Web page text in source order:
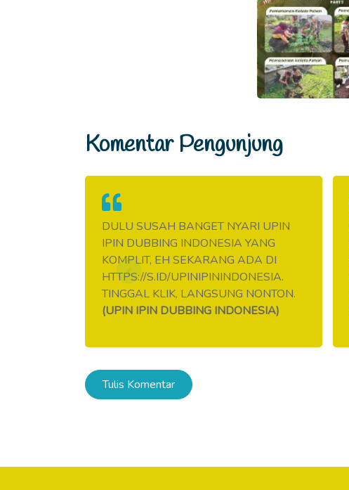
Komentar Pengunjung
DULU SUSAH BANGET NYARI UPIN
IPIN DUBBING INDONESIA YANG
KOMPLIT, EH SEKARANG ADA DI
HTTPS://S.ID/UPINIPININDONESIA.
TINGGAL KLIK, LANGSUNG NONTON.
(UPIN IPIN DUBBING INDONESIA)
Tulis Komentar